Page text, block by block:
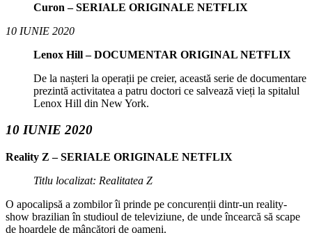
Curon – SERIALE ORIGINALE NETFLIX
10 IUNIE 2020
Lenox Hill – DOCUMENTAR ORIGINAL NETFLIX
De la nașteri la operații pe creier, această serie de documentare
prezintă activitatea a patru doctori ce salvează vieți la spitalul
Lenox Hill din New York.
10 IUNIE 2020
Reality Z – SERIALE ORIGINALE NETFLIX
Titlu localizat: Realitatea Z
O apocalipsă a zombilor îi prinde pe concurenții dintr-un reality-
show brazilian în studioul de televiziune, de unde încearcă să scape
de hoardele de mâncători de oameni.